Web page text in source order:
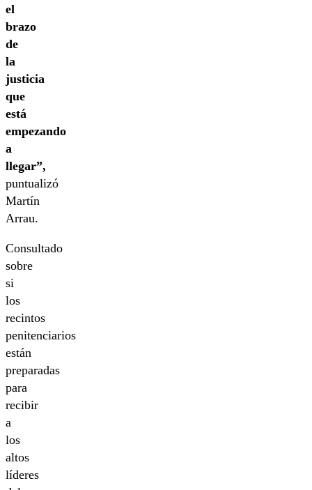
el
brazo
de
la
justicia
que
está
empezando
a
llegar”,
puntualizó
Martín
Arrau.
Consultado
sobre
si
los
recintos
penitenciarios
están
preparadas
para
recibir
a
los
altos
líderes